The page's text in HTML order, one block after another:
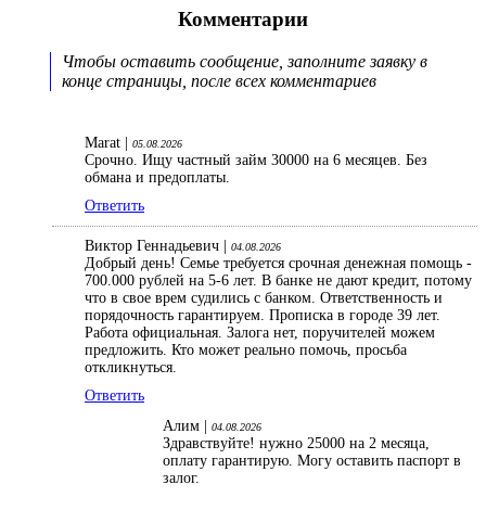
Комментарии
Чтобы оставить сообщение, заполните заявку в
конце страницы, после всех комментариев
Marat | 05.08.2026
Срочно. Ищу частный займ 30000 на 6 месяцев. Без
обмана и предоплаты.
Ответить
Виктор Геннадьевич | 04.08.2026
Добрый день! Семье требуется срочная денежная помощь -
700.000 рублей на 5-6 лет. В банке не дают кредит, потому
что в свое врем судились с банком. Ответственность и
порядочность гарантируем. Прописка в городе 39 лет.
Работа официальная. Залога нет, поручителей можем
предложить. Кто может реально помочь, просьба
откликнуться.
Ответить
Алим |
04.08.2026
Здравствуйте! нужно 25000 на 2 месяца,
оплату гарантирую. Могу оставить паспорт в
залог.